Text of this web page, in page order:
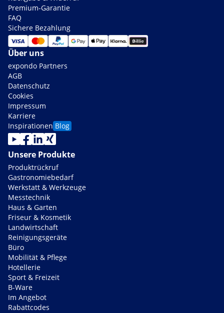
Premium-Garantie
FAQ
Sichere Bezahlung
Über uns
expondo Partners
AGB
Datenschutz
Cookies
Impressum
Karriere
Inspirationen Blog
Unsere Produkte
Produktrückruf
Gastronomiebedarf
Werkstatt & Werkzeuge
Messtechnik
Haus & Garten
Friseur & Kosmetik
Landwirtschaft
Reinigungsgeräte
Büro
Mobilität & Pflege
Hotellerie
Sport & Freizeit
B-Ware
Im Angebot
Rabattcodes